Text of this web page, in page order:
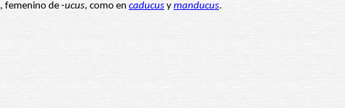
, femenino de -ucus, como en caducus y manducus.